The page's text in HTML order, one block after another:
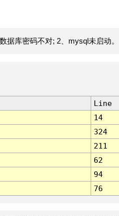
据库密码不对; 2、mysql未启动。
Line
14
324
211
62
94
76